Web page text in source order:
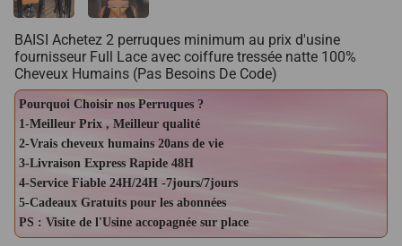
BAISI Achetez 2 perruques minimum au prix d'usine
fournisseur Full Lace avec coiffure tressée natte 100%
Cheveux Humains (Pas Besoins De Code)
Pourquoi Choisir nos Perruques ?
1-Meilleur Prix , Meilleur qualité
2-Vrais cheveux humains 20ans de vie
3-Livraison Express Rapide 48H
4-Service Fiable 24H/24H -7jours/7jours
5-Cadeaux Gratuits pour les abonnées
PS : Visite de l'Usine accopagnée sur place